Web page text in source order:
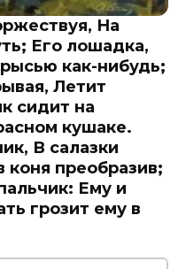
На
Его лошадка,
как-нибудь;
Летит
сидит на
кушаке.
В салазки
коня преобразив;
Ему и
грозит ему в